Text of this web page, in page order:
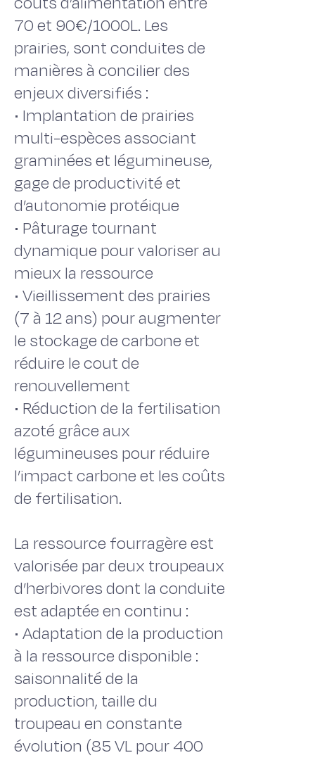
70 et 90€/1000L. Les
prairies, sont conduites de
manières à concilier des
enjeux diversifiés :
• Implantation de prairies
multi-espèces associant
graminées et légumineuse,
gage de productivité et
d’autonomie protéique
• Pâturage tournant
dynamique pour valoriser au
mieux la ressource
• Vieillissement des prairies
(7 à 12 ans) pour augmenter
le stockage de carbone et
réduire le cout de
renouvellement
• Réduction de la fertilisation
azoté grâce aux
légumineuses pour réduire
l’impact carbone et les coûts
de fertilisation.
La ressource fourragère est
valorisée par deux troupeaux
d’herbivores dont la conduite
est adaptée en continu :
• Adaptation de la production
à la ressource disponible :
saisonnalité de la
production, taille du
troupeau en constante
évolution (85 VL pour 400